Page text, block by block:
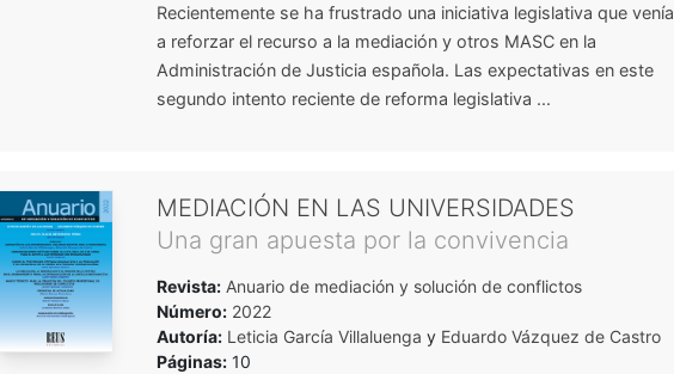
Recientemente se ha frustrado una iniciativa legislativa que venía
a reforzar el recurso a la mediación y otros MASC en la
Administración de Justicia española. Las expectativas en este
segundo intento reciente de reforma legislativa ...
MEDIACIÓN EN LAS UNIVERSIDADES
Una gran apuesta por la convivencia
Revista:Anuario de mediación y solución de conflictos
Número:2022
Autoría: Leticia García Villaluenga y Eduardo Vázquez de Castro
Páginas:10